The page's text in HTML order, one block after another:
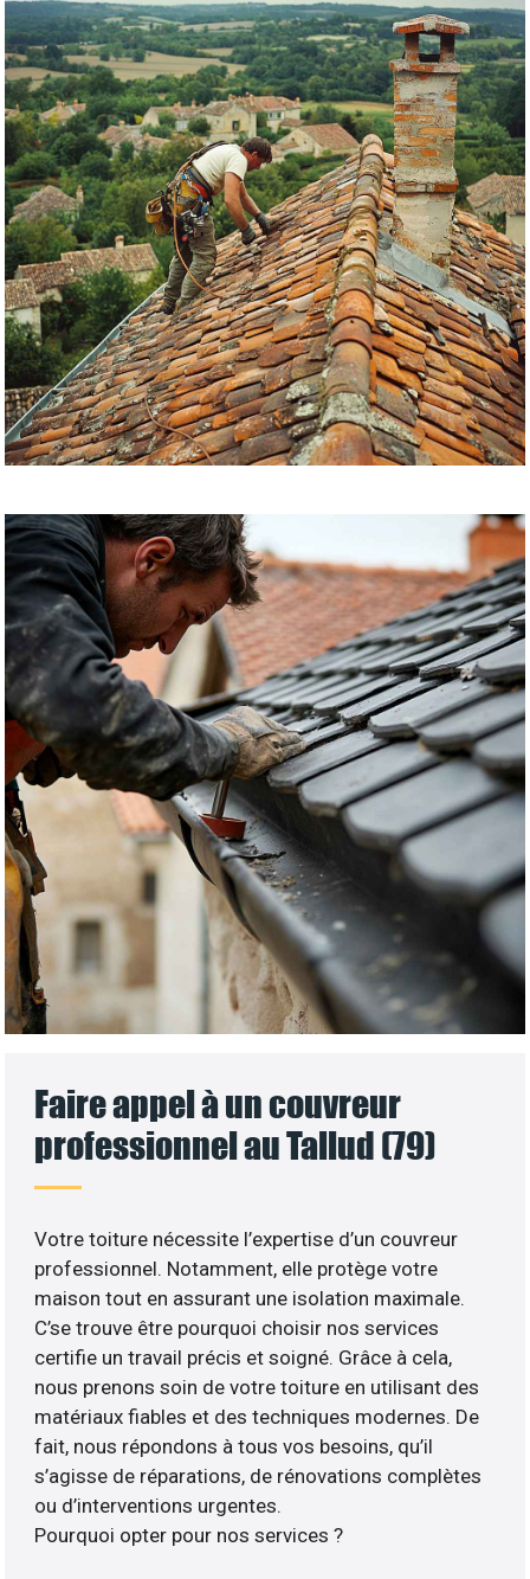
Faire appel à un couvreur
professionnel au Tallud (79)
Votre toiture nécessite l’expertise d’un couvreur
professionnel. Notamment, elle protège votre
maison tout en assurant une isolation maximale.
C’se trouve être pourquoi choisir nos services
certifie un travail précis et soigné. Grâce à cela,
nous prenons soin de votre toiture en utilisant des
matériaux fiables et des techniques modernes. De
fait, nous répondons à tous vos besoins, qu’il
s’agisse de réparations, de rénovations complètes
ou d’interventions urgentes.
Pourquoi opter pour nos services ?